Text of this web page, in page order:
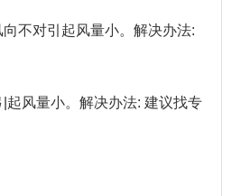
不对引起风量小。解决办法:
风量小。解决办法: 建议找专